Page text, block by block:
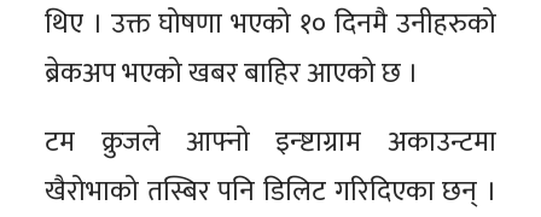
थिए । उक्त घोषणा भएको १० दिनमै उनीहरुको
ब्रेकअप भएको खबर बाहिर आएको छ ।
टम क्रुजले आफ्नो इन्ष्टाग्राम अकाउन्टमा
खैरोभाको तस्बिर पनि डिलिट गरिदिएका छन् ।